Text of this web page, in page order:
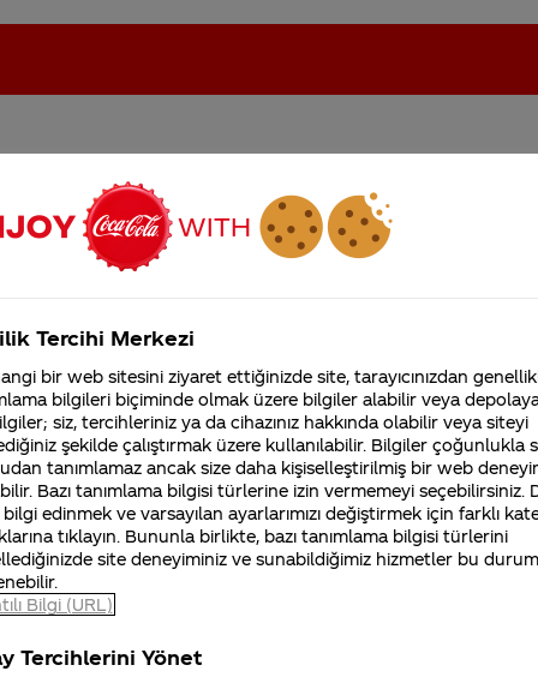
Cola'nın Filistin'de fabr... Coca-Cola’yı kim buldu?
satılıyor mu?
sunulan limon aromalı yeni bir ürünümüzdür.
koyu kahverengi değil şeffaftır. Ürün portföyümüzü,
ihtiyaçlarını daima göz önünde bulundurarak
farklı pazar araştırmaları gerçekleştirerek
sizlerle buluşturuyoruz. Yeterli talep olması
teşekkür ederiz.
4355 Soru
Coca-Cola Şirketi
merak ettikleriniz.
Fabrikalarımız,
sertifikalarımız, faaliyet
gösterdiğimiz ülkeler,
tarihçemiz ve daha
Tercihi Merkezi
bir web sitesini ziyaret ettiğinizde site, tarayıcınızdan
bilgileri biçiminde olmak üzere bilgiler alabilir veya
siz, tercihleriniz ya da cihazınız hakkında olabilir veya siteyi
şekilde çalıştırmak üzere kullanılabilir. Bilgiler çoğunlukla
tanımlamaz ancak size daha kişiselleştirilmiş bir web
Bazı tanımlama bilgisi türlerine izin vermemeyi seçebilirsiniz.
edinmek ve varsayılan ayarlarımızı değiştirmek için farklı
tıklayın. Bununla birlikte, bazı tanımlama bilgisi türlerini
site deneyiminiz ve sunabildiğimiz hizmetler bu
Bilgi (URL)
Tercihlerini Yönet